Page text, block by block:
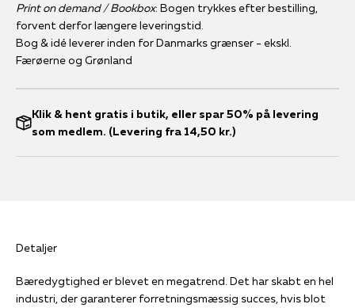
Print on demand / Bookbox: Bogen trykkes efter bestilling,
forvent derfor længere leveringstid.
Bog & idé leverer inden for Danmarks grænser - ekskl.
Færøerne og Grønland
Klik & hent gratis i butik, eller spar 50% på levering
som medlem. (Levering fra 14,50 kr.)
Detaljer
Bæredygtighed er blevet en megatrend. Det har skabt en hel
industri, der garanterer forretningsmæssig succes, hvis blot